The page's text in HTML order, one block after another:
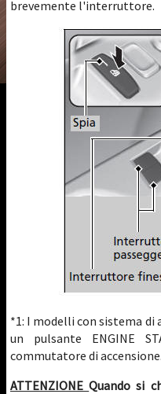
brevemente l'interruttore.
*1: I modelli con sistema di
un pulsante ENGINE
commutatore di accensione.
ATTENZIONEQuando si